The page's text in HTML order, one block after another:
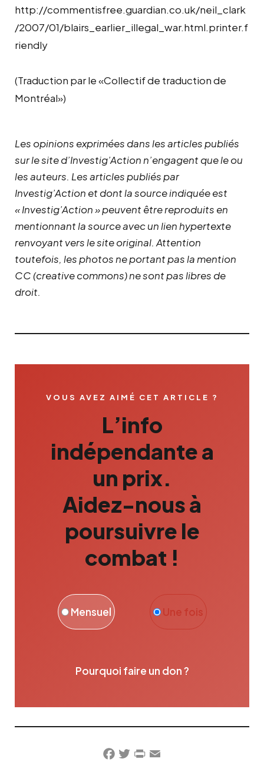
http://commentisfree.guardian.co.uk/neil_clark
/2007/01/blairs_earlier_illegal_war.html.printer.f
riendly
(Traduction par le «Collectif de traduction de
Montréal»)
Les opinions exprimées dans les articles publiés
sur le site d’Investig’Action n’engagent que le ou
les auteurs. Les articles publiés par
Investig’Action et dont la source indiquée est
« Investig’Action » peuvent être reproduits en
mentionnant la source avec un lien hypertexte
renvoyant vers le site original. Attention
toutefois, les photos ne portant pas la mention
CC (creative commons) ne sont pas libres de
droit.
VOUS AVEZ AIMÉ CET ARTICLE ?
L’info
indépendante a
un prix.
Aidez-nous à
poursuivre le
combat !
Une fois
Mensuel
Pourquoi faire un don ?
Facebook
TwitterPrintFriendly
Email